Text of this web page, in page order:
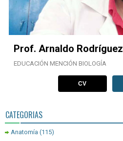
Prof. Arnaldo Rodríguez
EDUCACIÓN MENCIÓN BIOLOGÍA
CV
CATEGORIAS
Anatomía (115)